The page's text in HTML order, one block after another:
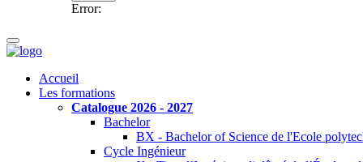
Error:
Accueil
Les formations
Catalogue 2026 - 2027
Bachelor
BX - Bachelor of Science de l'Ecole
Cycle Ingénieur